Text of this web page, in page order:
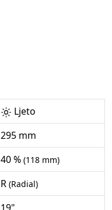
Ljeto
295 mm
40 % (118 mm)
R (Radial)